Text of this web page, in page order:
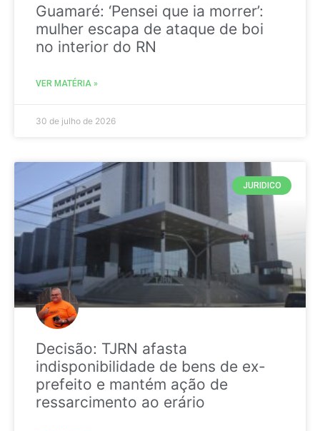
Guamaré: ‘Pensei que ia morrer’:
mulher escapa de ataque de boi
no interior do RN
VER MATÉRIA »
30 de julho de 2026
JURIDICO
Decisão: TJRN afasta
indisponibilidade de bens de ex-
prefeito e mantém ação de
ressarcimento ao erário